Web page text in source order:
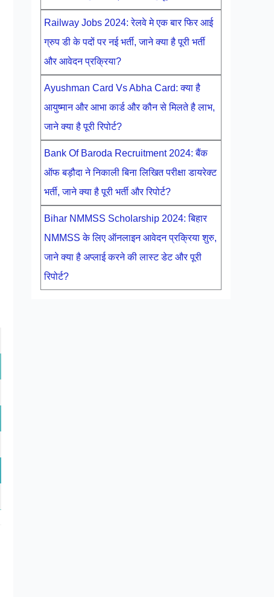
Railway Jobs 2024: रेलवे मे एक बार फिर आई
ग्रुप डी के पदों पर नई भर्ती, जाने क्या है पूरी भर्ती
और आवेदन प्रक्रिया?
Ayushman Card Vs Abha Card: क्या है
आयुष्मान और आभा कार्ड और कौन से मिलते है लाभ,
जाने क्या है पूरी रिपोर्ट?
Bank Of Baroda Recruitment 2024: बैंक
ऑफ बड़ौदा ने निकाली बिना लिखित परीक्षा डायरेक्ट
भर्ती, जाने क्या है पूरी भर्ती और रिपोर्ट?
Bihar NMMSS Scholarship 2024: बिहार
NMMSS के लिए ऑनलाइन आवेदन प्रक्रिया शुरु,
जाने क्या है अप्लाई करने की लास्ट डेट और पूरी
रिपोर्ट?